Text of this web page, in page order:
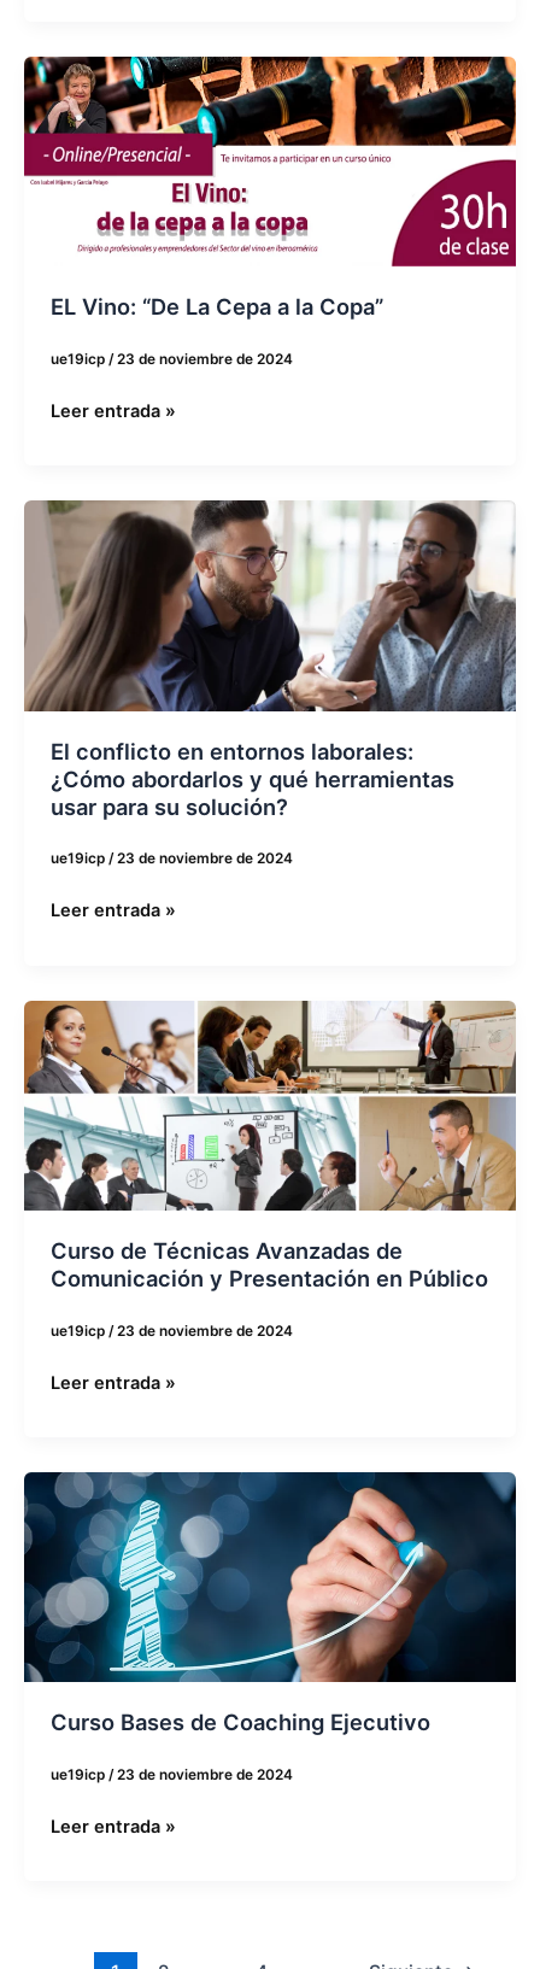
EL Vino: “De La Cepa a la Copa”
ue19icp /23 de noviembre de 2024
EL
Vino:
“De
La
Cepa
Leer entrada »
El conflicto en entornos laborales:
¿Cómo abordarlos y qué herramientas
usar para su solución?
ue19icp /23 de noviembre de 2024
El
conflicto
entornos
laborales:
¿Cómo
abordarlos
y
qué
herramientas
usar
su
Leer entrada »
Curso de Técnicas Avanzadas de
Comunicación y Presentación en Público
ue19icp /23 de noviembre de 2024
Curso
de
Técnicas
Avanzadas
de
Comunicación
y
Presentación
en
Público
Leer entrada »
Curso Bases de Coaching Ejecutivo
ue19icp /23 de noviembre de 2024
Curso
Bases
Coaching
Ejecutivo
Leer entrada »